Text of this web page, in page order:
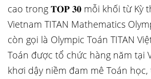
cao trong 𝐓𝐎𝐏 𝟑𝟎 mỗi khối từ
Vietnam TITAN Mathematics
còn gọi là Olympic Toán TITAN
Toán được tổ chức hàng năm tại
khơi dậy niềm đam mê Toán